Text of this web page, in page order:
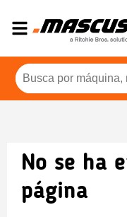
No se ha
página